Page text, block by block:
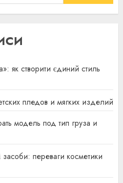
як створити єдиний стиль
пледов и мягких изделий
модель под тип груза и
засоби: переваги косметики